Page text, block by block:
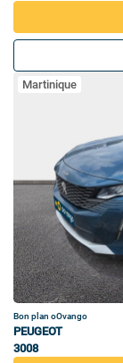
Martinique
Bon plan oOvango
PEUGEOT
3008